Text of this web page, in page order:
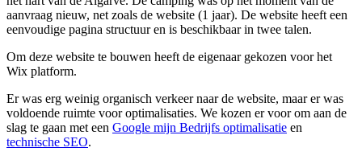
aanvraag nieuw, net zoals de website (1 jaar). De website heeft een
eenvoudige pagina structuur en is beschikbaar in twee talen.
Om deze website te bouwen heeft de eigenaar gekozen voor het
Wix platform.
Er was erg weinig organisch verkeer naar de website, maar er was
voldoende ruimte voor optimalisaties. We kozen er voor om aan de
slag te gaan met een Google mijn Bedrijfs optimalisatie en
technische SEO.